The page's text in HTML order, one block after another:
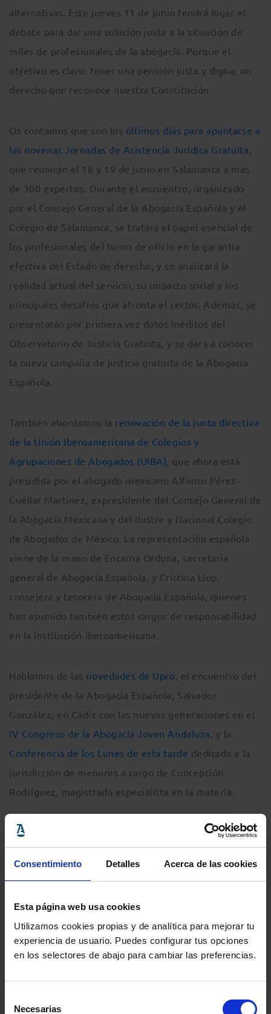
Consentimiento Detalles Acerca de las cookies
Esta página web usa cookies
Utilizamos cookies propias y de analítica para mejorar tu
experiencia de usuario. Puedes configurar tus opciones
en los selectores de abajo para cambiar las preferencias.
Necesarias
alternativas. Este jueves 11 de junio tendrá lugar el
debate para dar una solución justa a la situación de
miles de profesionales de la abogacía. Porque el
objetivo es claro: tener una pensión justa y digna; un
derecho que reconoce nuestra Constitución.
Os contamos que son los últimos días para apuntarse a
las novenas Jornadas de Asistencia Jurídica Gratuita
que reunirán el 18 y 19 de junio en Salamanca a más
de 300 expertos. Durante el encuentro, organizado
por el Consejo General de la Abogacía Española y el
Colegio de Salamanca, se tratará el papel esencial de
los profesionales del turno de oficio en la garantía
efectiva del Estado de derecho, y se analizará la
realidad actual del servicio, su impacto social y los
principales desafíos que afronta el sector. Además, se
presentarán por primera vez datos inéditos del
Observatorio de Justicia Gratuita, y se dará a conocer
la nueva campaña de justicia gratuita de la Abogacía
Española.
También abordamos la renovación de la junta directiva
de la Unión Iberoamericana de Colegios y
Agrupaciones de Abogados (UIBA) , que ahora está
presidida por el abogado mexicano Alfonso Pérez-
Cuéllar Martínez, expresidente del Consejo General de
la Abogacía Mexicana y del Ilustre y Nacional Colegio
de Abogados de México. La representación española
viene de la mano de Encarna Orduna, secretaria
general de Abogacía Española, y Cristina Llop,
consejera y tesorera de Abogacía Española, quienes
han asumido también estos cargos de responsabilidad
en la institución iberoamericana.
Hablamos de las novedades de Upro , el encuentro del
presidente de la Abogacía Española, Salvador
González, en Cádiz con las nuevas generaciones en el
IV Congreso de la Abogacía Joven Andaluza , y la
Conferencia de los Lunes de esta tarde dedicada a la
jurisdicción de menores a cargo de Concepción
Rodríguez, magistrada especialista en la materia.
OTROS PODCAST